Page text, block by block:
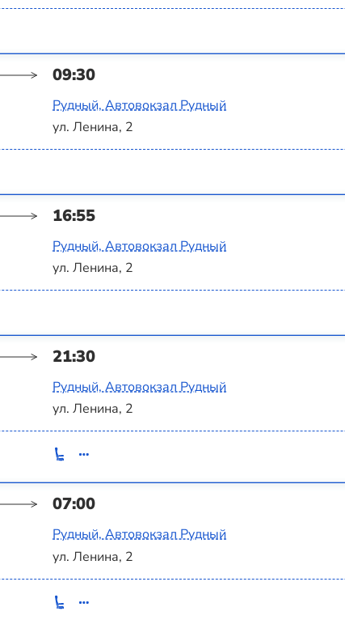
09:30
Рудный, Автовокзал Рудный
ул. Ленина, 2
16:55
Рудный, Автовокзал Рудный
ул. Ленина, 2
21:30
Рудный, Автовокзал Рудный
ул. Ленина, 2
07:00
Рудный, Автовокзал Рудный
ул. Ленина, 2